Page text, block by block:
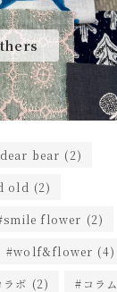
dear bear (2)
old (2)
smile flower (2)
wolf&flower (4)
ラボ (2) コラム